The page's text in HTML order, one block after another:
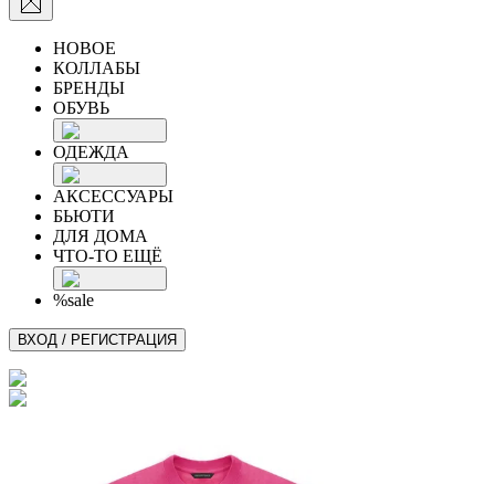
НОВОЕ
КОЛЛАБЫ
БРЕНДЫ
ОБУВЬ
ОДЕЖДА
АКСЕССУАРЫ
БЬЮТИ
ДЛЯ ДОМА
ЧТО-ТО ЕЩЁ
%sale
ВХОД / РЕГИСТРАЦИЯ